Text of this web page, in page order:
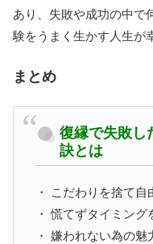
あり、失敗や成功の中で
験をうまく生かす人生が
まとめ
復縁で失敗し
訣とは
・ こだわりを捨て
・ 慌てずタイミン
・ 嫌われない為の